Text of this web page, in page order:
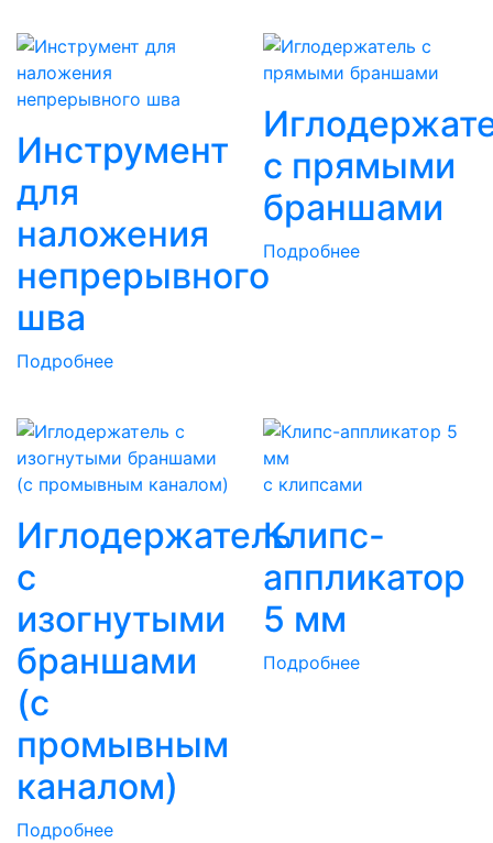
Инструмент
для
наложения
непрерывного
шва
Подробнее
с прямыми
браншами
Подробнее
Иглодержатель
с
изогнутыми
браншами
(с
промывным
каналом)
Подробнее
с клипсами
Клипс-
аппликатор
5 мм
Подробнее